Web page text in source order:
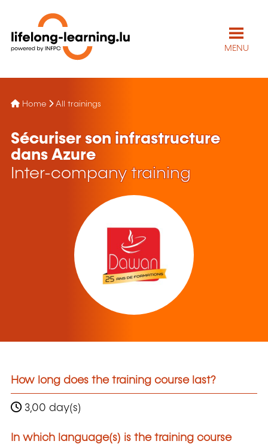
MENU
Home All trainings
Sécuriser son infrastructure
dans Azure
Inter-company training
How long does the training course last?
3,00 day(s)
In which language(s) is the training course